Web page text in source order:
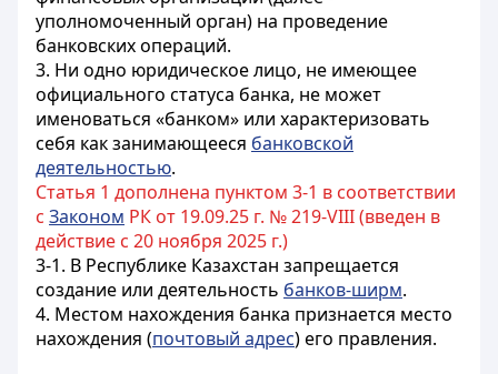
уполномоченный орган) на проведение
банковских операций.
3. Ни одно юридическое лицо, не имеющее
официального статуса банка, не может
именоваться «банком» или характеризовать
себя как занимающееся банковской
деятельностью.
Статья 1 дополнена пунктом 3-1 в соответствии
с Законом РК от 19.09.25 г. № 219-VIII (введен в
действие с 20 ноября 2025 г.)
3-1. В Республике Казахстан запрещается
создание или деятельность банков-ширм.
4. Местом нахождения банка признается место
нахождения (почтовый адрес) его правления.